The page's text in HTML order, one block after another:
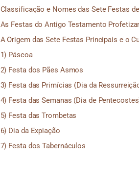
Classificação e Nomes das Sete Festas
As Festas do Antigo Testamento
A Origem das Sete Festas Principais e o
1) Páscoa
2) Festa dos Pães Asmos
3) Festa das Primícias (Dia da
4) Festa das Semanas (Dia de
5) Festa das Trombetas
6) Dia da Expiação
7) Festa dos Tabernáculos